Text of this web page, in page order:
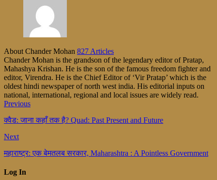
About Chander Mohan 827 Articles
Chander Mohan is the grandson of the legendary editor of Pratap,
Mahashya Krishan. He is the son of the famous freedom fighter and
editor, Virendra. He is the Chief Editor of ‘Vir Pratap’ which is the
oldest hindi newspaper of north west india. His editorial inputs on
national, international, regional and local issues are widely read.
Previous
क्वैड: जाना कहाँ तक है? Quad: Past Present and Future
Next
महाराष्ट्र: एक बेमतलब सरकार, Maharashtra : A Pointless Government
Log In